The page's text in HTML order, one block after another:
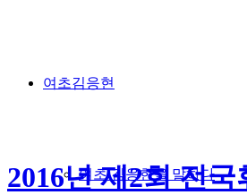
여초김응현
여초 김응현을 말하다
2016년 제2회 전국